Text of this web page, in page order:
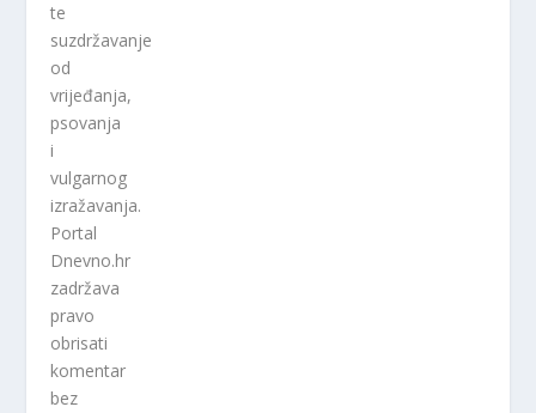
te
suzdržavanje
od
vrijeđanja,
psovanja
i
vulgarnog
izražavanja.
Portal
Dnevno.hr
zadržava
pravo
obrisati
komentar
bez